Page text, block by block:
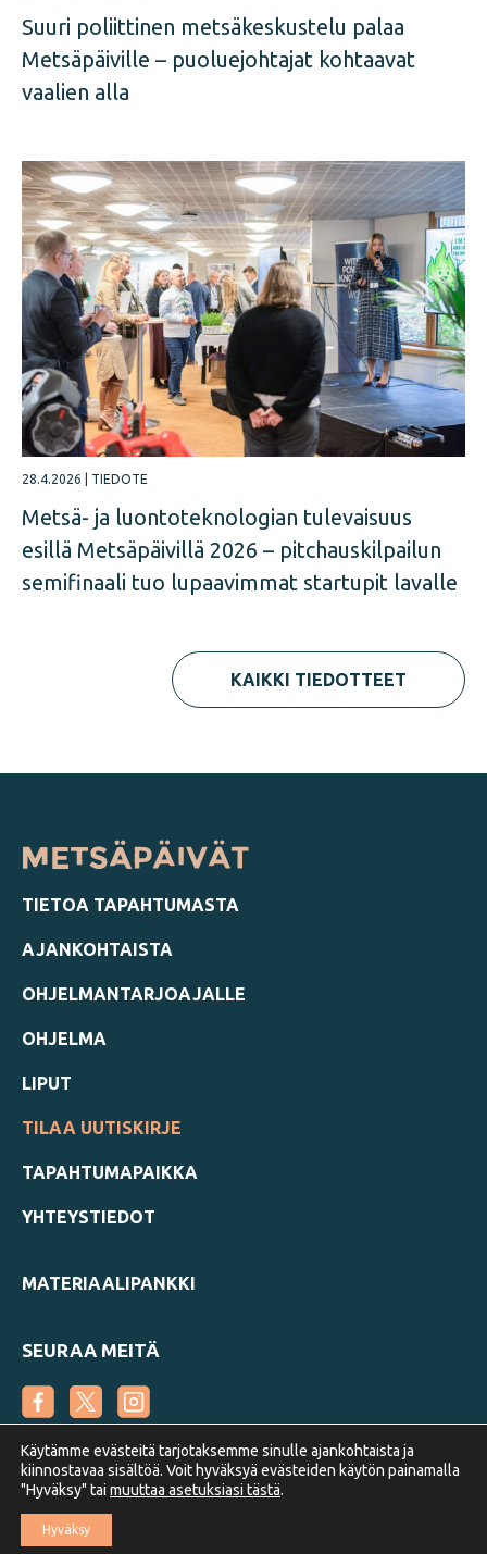
Suuri poliittinen metsäkeskustelu palaa
Metsäpäiville – puoluejohtajat kohtaavat
vaalien alla
28.4.2026 TIEDOTE
Metsä- ja luontoteknologian tulevaisuus
esillä Metsäpäivillä 2026 – pitchauskilpailun
semifinaali tuo lupaavimmat startupit lavalle
KAIKKI TIEDOTTEET
TIETOA TAPAHTUMASTA
AJANKOHTAISTA
OHJELMANTARJOAJALLE
OHJELMA
LIPUT
TILAA UUTISKIRJE
TAPAHTUMAPAIKKA
YHTEYSTIEDOT
MATERIAALIPANKKI
SEURAA MEITÄ
Suomen Metsäyhdistys
Käytämme evästeitä tarjotaksemme sinulle ajankohtaista ja
kiinnostavaa sisältöä. Voit hyväksyä evästeiden käytön painamalla
"Hyväksy" tai muuttaa asetuksiasi tästä.
Hyväksy